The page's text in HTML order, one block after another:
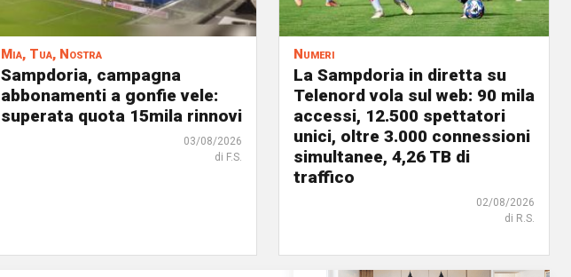
Mia, Tua, Nostra
Sampdoria, campagna
abbonamenti a gonfie vele:
superata quota 15mila rinnovi
03/08/2026
di F.S.
Numeri
La Sampdoria in diretta su
Telenord vola sul web: 90 mila
accessi, 12.500 spettatori
unici, oltre 3.000 connessioni
simultanee, 4,26 TB di
traffico
02/08/2026
di R.S.